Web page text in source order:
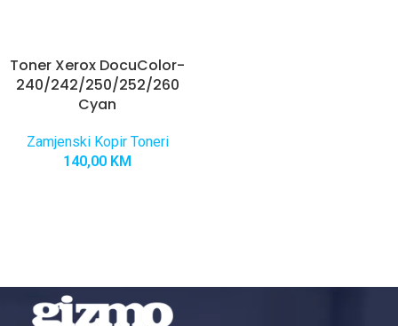
Toner Xerox DocuColor-
240/242/250/252/260
Cyan
Zamjenski Kopir Toneri
140,00 KM